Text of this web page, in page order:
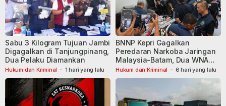
Hukum dan Kriminal - 1 hari yang lalu
Sabu 3 Kilogram Tujuan Jambi
Digagalkan di Tanjungpinang,
Dua Pelaku Diamankan
Hukum dan Kriminal - 6 hari yang lalu
BNNP Kepri Gagalkan
Peredaran Narkoba Jaringan
Malaysia-Batam, Dua WNA
Masih Diburu